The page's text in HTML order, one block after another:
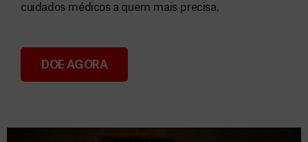
Donativos
cuidados médicos a quem mais precisa.
DOE AGORA